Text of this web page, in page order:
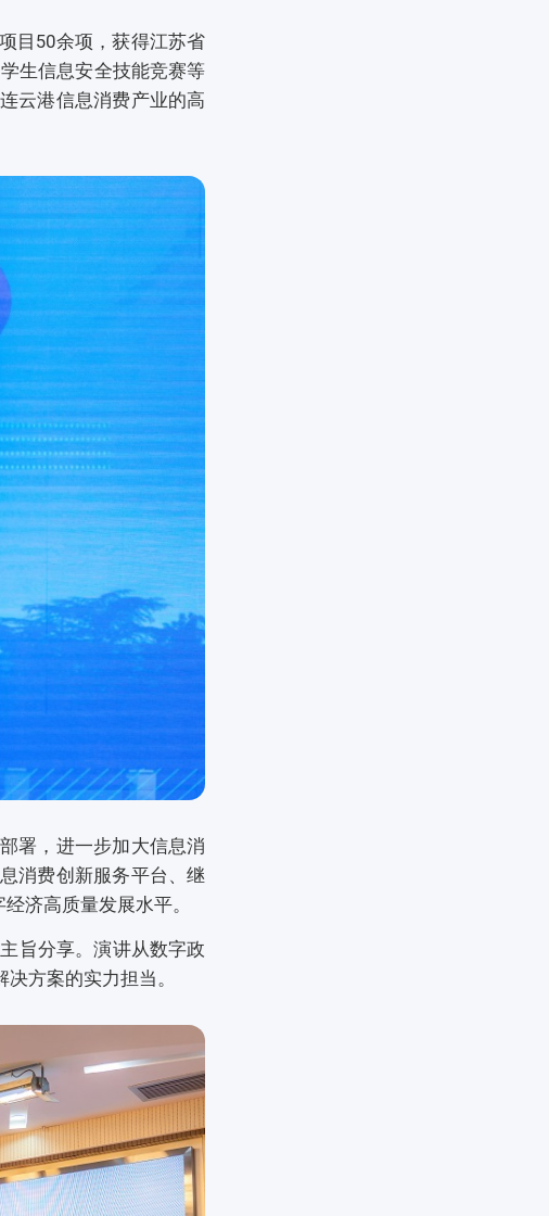
目50余项，获得江苏省
生信息安全技能竞赛等
云港信息消费产业的高
署，进一步加大信息消
消费创新服务平台、继
济高质量发展水平。
旨分享。演讲从数字政
方案的实力担当。